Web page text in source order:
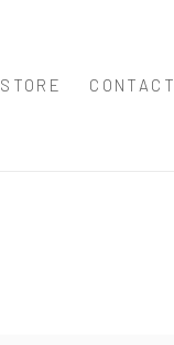
STORE CONTACT